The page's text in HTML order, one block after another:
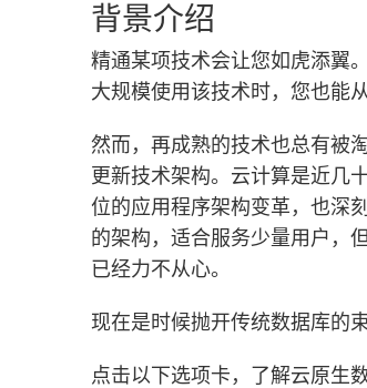
背景介绍
精通某项技术会让您如虎添翼
大规模使用该技术时，您也能
然而，再成熟的技术也总有被
更新技术架构。云计算是近几
位的应用程序架构变革，也深
的架构，适合服务少量用户，
已经力不从心。
现在是时候抛开传统数据库的
点击以下选项卡，了解云原生